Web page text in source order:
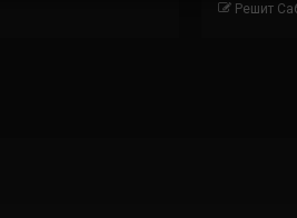
Решит